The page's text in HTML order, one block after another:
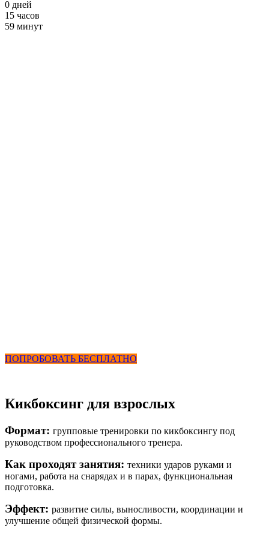
0 дней
15 часов
59 минут
ПОПРОБОВАТЬ БЕСПЛАТНО
Кикбоксинг для взрослых
Формат: групповые тренировки по кикбоксингу под
руководством профессионального тренера.
Как проходят занятия: техники ударов руками и
ногами, работа на снарядах и в парах, функциональная
подготовка.
Эффект: развитие силы, выносливости, координации и
улучшение общей физической формы.